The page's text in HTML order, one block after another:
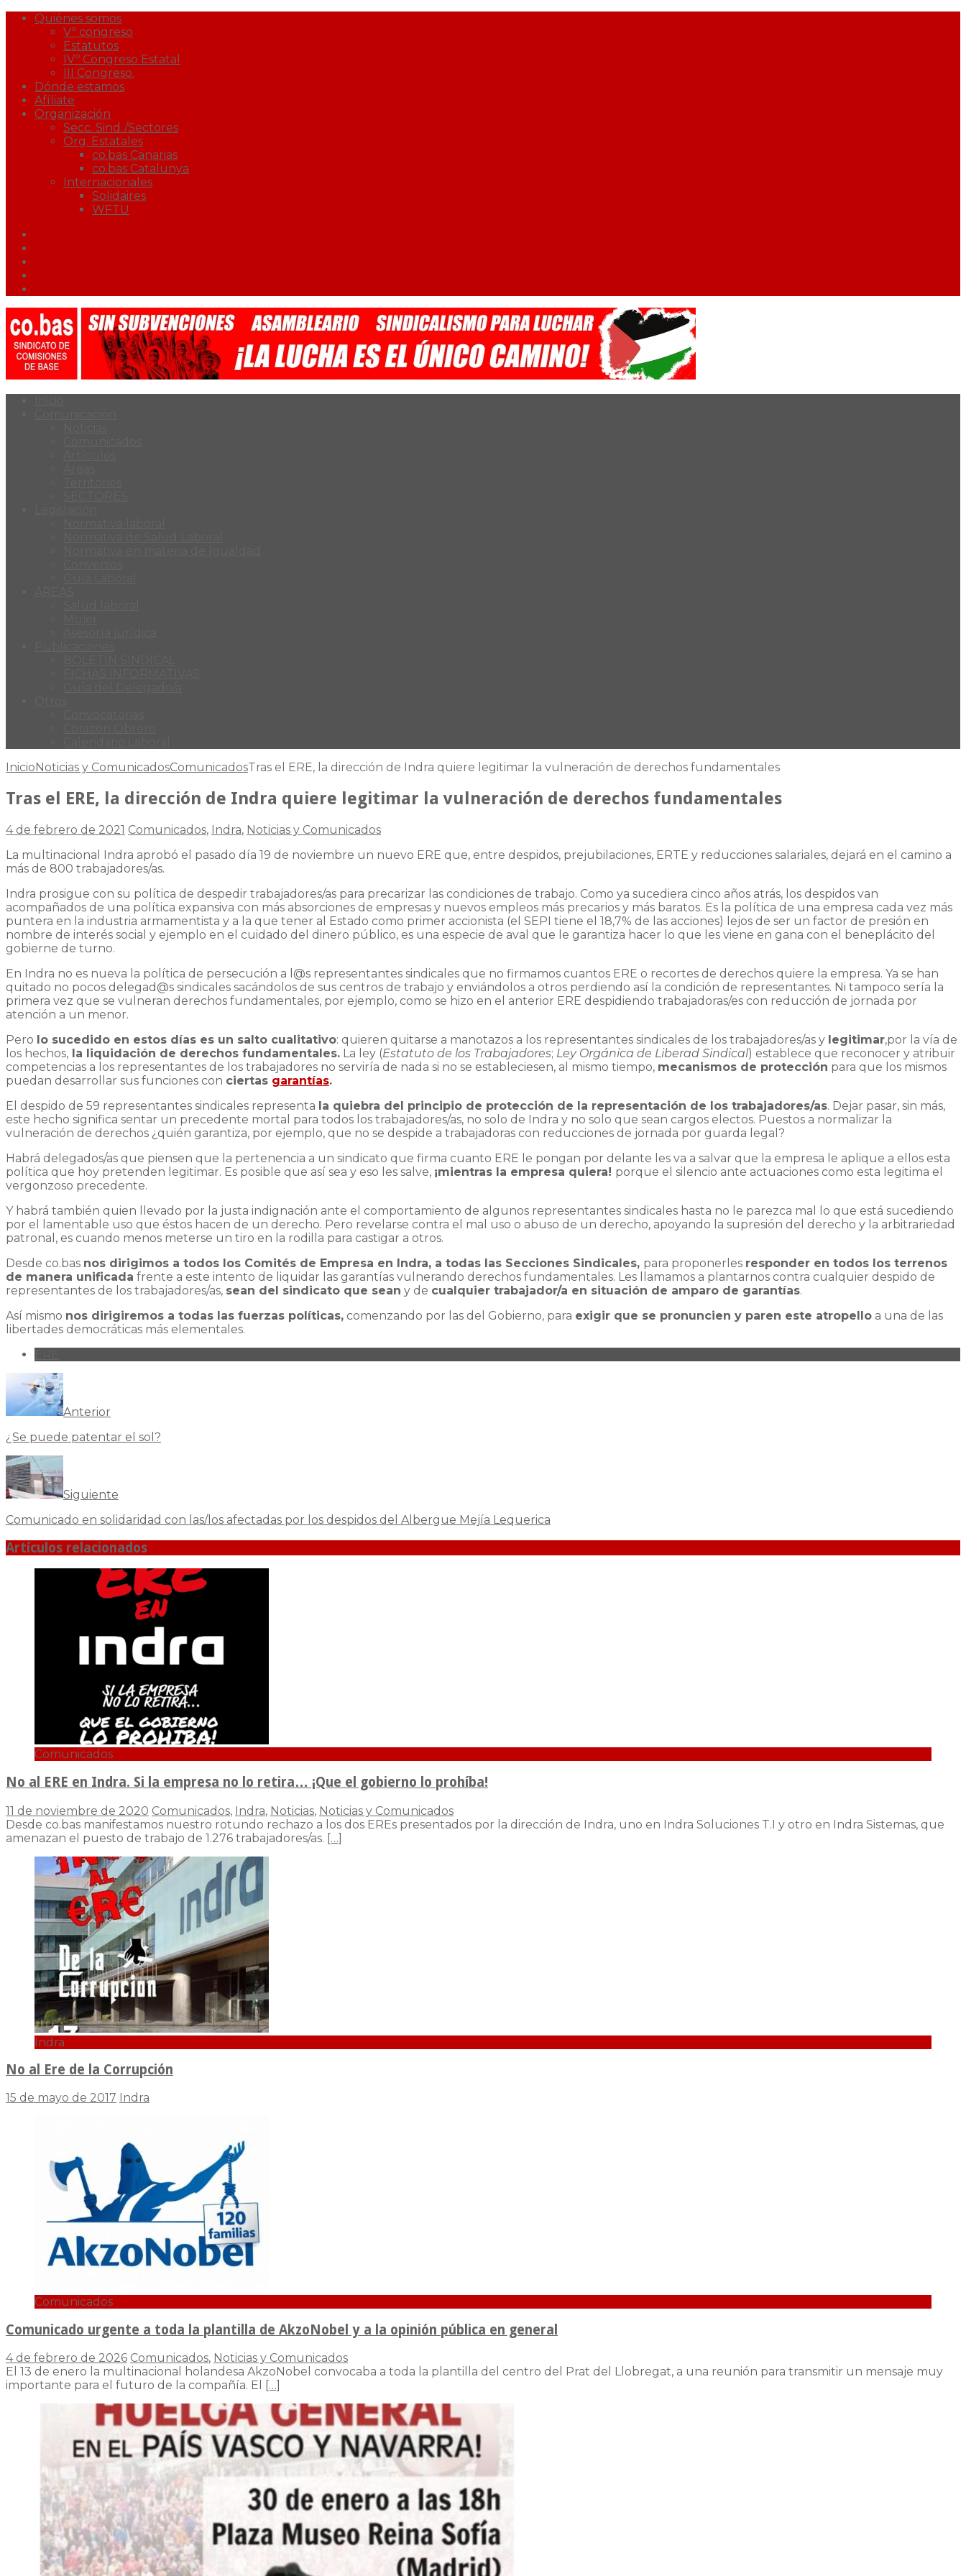
Quiénes somos
Vº congreso
Estatutos
IVº Congreso Estatal
III Congreso.
Dónde estamos
Afíliate
Organización
Secc. Sind./Sectores
Org. Estatales
co.bas Canarias
co.bas Catalunya
Internacionales
Solidaires
WFTU
InicioNoticias y ComunicadosComunicadosTras el ERE, la dirección de Indra quiere legitimar la vulneración de derechos fundamentales
Tras el ERE, la dirección de Indra quiere legitimar la vulneración de derechos fundamentales
4 de febrero de 2021 Comunicados, Indra, Noticias y Comunicados
La multinacional Indra aprobó el pasado día 19 de noviembre un nuevo ERE que, entre despidos, prejubilaciones, ERTE y reducciones salariales, dejará en el camino a
más de 800 trabajadores/as.
Indra prosigue con su política de despedir trabajadores/as para precarizar las condiciones de trabajo. Como ya sucediera cinco años atrás, los despidos van
acompañados de una política expansiva con más absorciones de empresas y nuevos empleos más precarios y más baratos. Es la política de una empresa cada vez más
puntera en la industria armamentista y a la que tener al Estado como primer accionista (el SEPI tiene el 18,7% de las acciones) lejos de ser un factor de presión en
nombre de interés social y ejemplo en el cuidado del dinero público, es una especie de aval que le garantiza hacer lo que les viene en gana con el beneplácito del
gobierne de turno.
En Indra no es nueva la política de persecución a l@s representantes sindicales que no firmamos cuantos ERE o recortes de derechos quiere la empresa. Ya se han
quitado no pocos delegad@s sindicales sacándolos de sus centros de trabajo y enviándolos a otros perdiendo así la condición de representantes. Ni tampoco sería la
primera vez que se vulneran derechos fundamentales, por ejemplo, como se hizo en el anterior ERE despidiendo trabajadoras/es con reducción de jornada por
atención a un menor.
Pero lo sucedido en estos días es un salto cualitativo: quieren quitarse a manotazos a los representantes sindicales de los trabajadores/as y legitimar,por la vía de
los hechos, la liquidación de derechos fundamentales. La ley (Estatuto de los Trabajadores; Ley Orgánica de Liberad Sindical) establece que reconocer y atribuir
competencias a los representantes de los trabajadores no serviría de nada si no se estableciesen, al mismo tiempo, mecanismos de protección para que los mismos
puedan desarrollar sus funciones con ciertas garantías.
El despido de 59 representantes sindicales representa la quiebra del principio de protección de la representación de los trabajadores/as. Dejar pasar, sin más,
este hecho significa sentar un precedente mortal para todos los trabajadores/as, no solo de Indra y no solo que sean cargos electos. Puestos a normalizar la
vulneración de derechos ¿quién garantiza, por ejemplo, que no se despide a trabajadoras con reducciones de jornada por guarda legal?
Habrá delegados/as que piensen que la pertenencia a un sindicato que firma cuanto ERE le pongan por delante les va a salvar que la empresa le aplique a ellos esta
política que hoy pretenden legitimar. Es posible que así sea y eso les salve, ¡mientras la empresa quiera! porque el silencio ante actuaciones como esta legitima el
vergonzoso precedente.
Y habrá también quien llevado por la justa indignación ante el comportamiento de algunos representantes sindicales hasta no le parezca mal lo que está sucediendo
por el lamentable uso que éstos hacen de un derecho. Pero revelarse contra el mal uso o abuso de un derecho, apoyando la supresión del derecho y la arbitrariedad
patronal, es cuando menos meterse un tiro en la rodilla para castigar a otros.
Desde co.bas nos dirigimos a todos los Comités de Empresa en Indra, a todas las Secciones Sindicales, para proponerles responder en todos los terrenos
de manera unificada frente a este intento de liquidar las garantías vulnerando derechos fundamentales. Les llamamos a plantarnos contra cualquier despido de
representantes de los trabajadores/as, sean del sindicato que sean y de cualquier trabajador/a en situación de amparo de garantías.
Así mismo nos dirigiremos a todas las fuerzas políticas, comenzando por las del Gobierno, para exigir que se pronuncien y paren este atropello a una de las
libertades democráticas más elementales.
Anterior
¿Se puede patentar el sol?
Siguiente
Comunicado en solidaridad con las/los afectadas por los despidos del Albergue Mejía Lequerica
Artículos relacionados
Comunicados
No al ERE en Indra. Si la empresa no lo retira… ¡Que el gobierno lo prohíba!
11 de noviembre de 2020 Comunicados, Indra, Noticias, Noticias y Comunicados
Desde co.bas manifestamos nuestro rotundo rechazo a los dos EREs presentados por la dirección de Indra, uno en Indra Soluciones T.I y otro en Indra Sistemas, que
amenazan el puesto de trabajo de 1.276 trabajadores/as. […]
Indra
No al Ere de la Corrupción
15 de mayo de 2017 Indra
Comunicados
Comunicado urgente a toda la plantilla de AkzoNobel y a la opinión pública en general
4 de febrero de 2026 Comunicados, Noticias y Comunicados
El 13 de enero la multinacional holandesa AkzoNobel convocaba a toda la plantilla del centro del Prat del Llobregat, a una reunión para transmitir un mensaje muy
importante para el futuro de la compañía. El
[…]